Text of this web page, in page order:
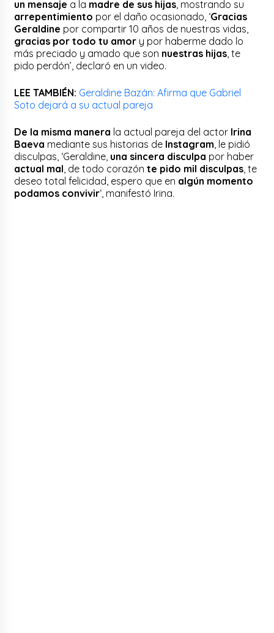
un mensaje a la madre de sus hijas , mostrando su
arrepentimiento por el daño ocasionado, ‘Gracias
Geraldine por compartir 10 años de nuestras vidas,
gracias por todo tu amor y por haberme dado lo
más preciado y amado que son nuestras hijas , te
pido perdón’, declaró en un video.
LEE TAMBIÉN: Geraldine Bazán: Afirma que Gabriel
Soto dejará a su actual pareja
De la misma manera la actual pareja del actor Irina
Baeva mediante sus historias de Instagram , le pidió
disculpas, ‘Geraldine, una sincera disculpa por haber
actual mal , de todo corazónte pido mil disculpas , te
deseo total felicidad, espero que en algún momento
podamos convivir‘, manifestó Irina.